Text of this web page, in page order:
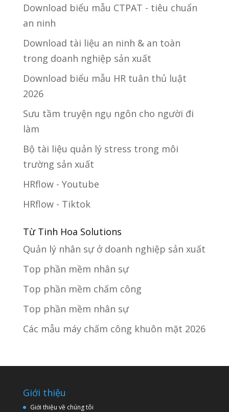
Download biểu mẫu CTPAT - tiêu chuẩn
an ninh
Download tài liệu an ninh & an toàn
trong doanh nghiệp sản xuất
Download biểu mẫu HR tuân thủ luật
2026
Sưu tầm truyện ngụ ngôn cho người đi
làm
Bộ tài liệu quản lý stress trong môi
trường sản xuất
HRflow - Youtube
HRflow - Tiktok
Từ Tinh Hoa Solutions
Quản lý nhân sự ở doanh nghiệp sản xuất
Top phần mềm nhân sự
Top phần mềm chấm công
Top phần mềm nhân sự
Các mẫu máy chấm công khuôn mặt 2026
Giới thiệu
Giới thiệu về chúng tôi